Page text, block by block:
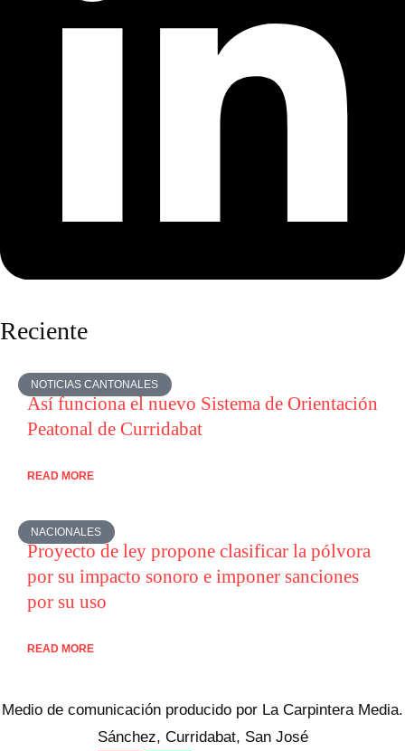
Reciente
NOTICIAS CANTONALES
Así funciona el nuevo Sistema de Orientación
Peatonal de Curridabat
READ MORE
NACIONALES
Proyecto de ley propone clasificar la pólvora
por su impacto sonoro e imponer sanciones
por su uso
READ MORE
Medio de comunicación producido por La Carpintera Media.
Sánchez, Curridabat, San José